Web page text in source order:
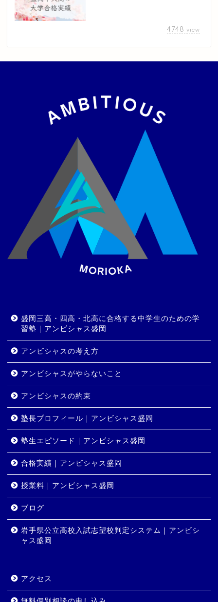
4748 view
盛岡三高・四高・北高に合格する中学生のための学
習塾｜アンビシャス盛岡
アンビシャスの考え方
アンビシャスがやらないこと
アンビシャスの約束
塾長プロフィール｜アンビシャス盛岡
塾生エピソード｜アンビシャス盛岡
合格実績｜アンビシャス盛岡
授業料｜アンビシャス盛岡
ブログ
岩手県公立高校入試志望校判定システム｜アンビシ
ャス盛岡
アクセス
コース・料金
岩手県公立高校入試志望校
判定システム｜アンビシャ